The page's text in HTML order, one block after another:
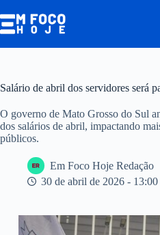
para
o
Salário de abril dos servidores será
O governo de Mato Grosso do Sul
dos salários de abril, impactando
públicos.
Em Foco Hoje Redação
30 de abril de 2026 - 13:00